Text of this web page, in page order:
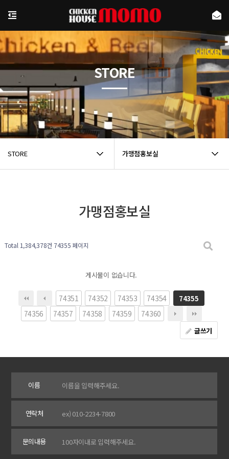
STORE 가맹점홍보실
STORE
가맹점홍보실
Total 1,384,378건 74355 페이지
게시물이 없습니다.
74351 74352 74353 74354 74355
74356 74357 74358 74359 74360
글쓰기
이름
연락처
문의내용